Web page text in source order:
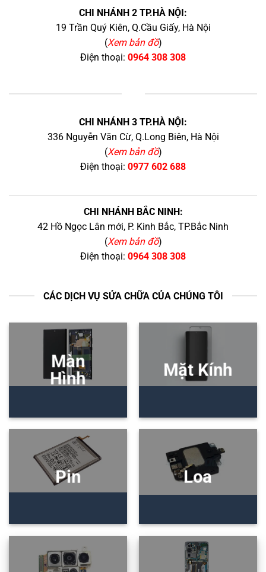
CHI NHÁNH 2 TP.HÀ NỘI:
19 Trần Quý Kiên, Q.Cầu Giấy, Hà Nội
(Xem bản đồ)
Điện thoại: 0964 308 308
CHI NHÁNH 3 TP.HÀ NỘI:
336 Nguyễn Văn Cừ, Q.Long Biên, Hà Nội
(Xem bản đồ)
Điện thoại: 0977 602 688
CHI NHÁNH BẮC NINH:
42 Hồ Ngọc Lân mới, P. Kinh Bắc, TP.Bắc Ninh
(Xem bản đồ)
Điện thoại: 0964 308 308
CÁC DỊCH VỤ SỬA CHỮA CỦA CHÚNG TÔI
Màn
Hình
Mặt Kính
Pin Loa